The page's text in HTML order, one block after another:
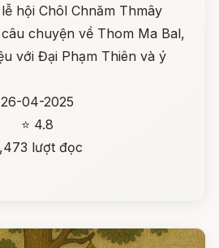
hội Chôl Chnăm Thmây
chuyện về Thom Ma Bal,
với Đại Phạm Thiên và ý
26-04-2025
⭐ 4.8
lượt đọc